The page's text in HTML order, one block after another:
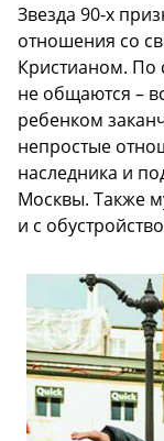
Звезда 90-х
отношения со
Кристианом. По
не общаются –
ребенком
непростые
наследника и
Москвы. Также
и с